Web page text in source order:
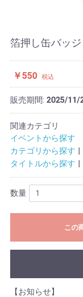
箔押し缶バッ
￥550 税込
販売期間: 2025/11/
関連カテゴリ
イベントから探す
カテゴリから探す
タイトルから探す
数量
この
【お知らせ】